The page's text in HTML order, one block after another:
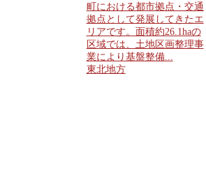
町における都市拠点・交通
拠点として発展してきたエ
リアです。面積約26.1haの
区域では、土地区画整理事
業により基盤整備...
東北地方